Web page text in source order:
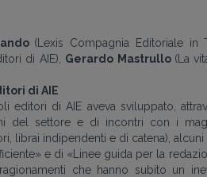
(Lexis Compagnia Editoriale in
di AIE), Gerardo Mastrullo (La
di AIE
editori di AIE aveva sviluppato,
del settore e di incontri con i
librai indipendenti e di catena) ,
e di «Linee guida per la
che hanno subito un